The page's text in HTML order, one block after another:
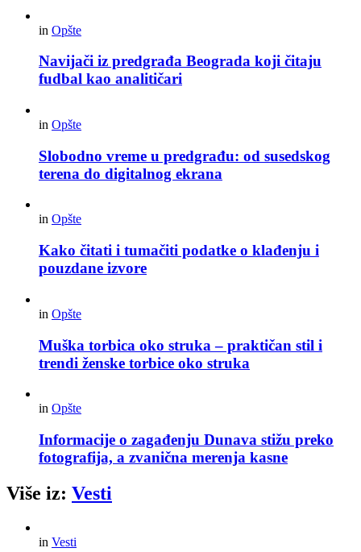
in Opšte
Navijači iz predgrađa Beograda koji čitaju
fudbal kao analitičari
in Opšte
Slobodno vreme u predgrađu: od susedskog
terena do digitalnog ekrana
in Opšte
Kako čitati i tumačiti podatke o klađenju i
pouzdane izvore
in Opšte
Muška torbica oko struka – praktičan stil i
trendi ženske torbice oko struka
in Opšte
Informacije o zagađenju Dunava stižu preko
fotografija, a zvanična merenja kasne
Više iz: Vesti
in Vesti